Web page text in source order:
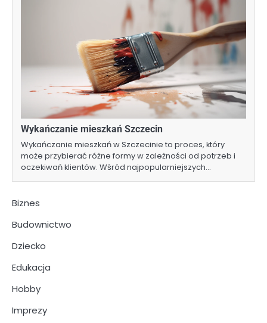
Wykańczanie mieszkań Szczecin
Wykańczanie mieszkań w Szczecinie to proces, który
może przybierać różne formy w zależności od potrzeb i
oczekiwań klientów. Wśród najpopularniejszych…
Biznes
Budownictwo
Dziecko
Edukacja
Hobby
Imprezy